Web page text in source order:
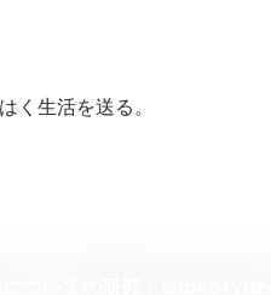
く生活を送る。